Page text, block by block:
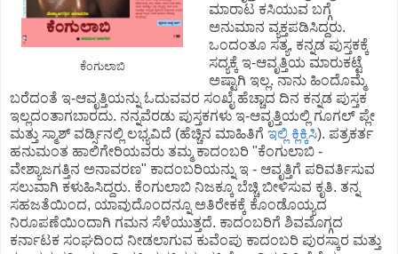
ಕೆಂಗುಲಾಬಿ
ಮಾರಾಟ ಕಸಿಯುವ ಬಗ್ಗೆ
ಅನುಮಾನ ವ್ಯಕ್ತಪಡಿಸಿದ್ದರು.
ಒಂದಂತೂ ಸತ್ಯ, ಕನ್ನಡ ಪುಸ್ತಕಕ್ಕೆ
ಸದ್ಯಕ್ಕೆ ಇ-ಆವೃತ್ತಿಯ ಮಾರುಕಟ್ಟೆ
ಅಷ್ಟಾಗಿ ಇಲ್ಲ. ನಾನು ಹಿಂದೊಮ್ಮೆ
ಬರೆದಂತೆ ಇ-ಆವೃತ್ತಿಯನ್ನು ಓದುವವರ ಸಂಖೈ ಹೆಚ್ಚಾದ ದಿನ ಕನ್ನಡ ಪುಸ್ತಕ
ಇಲ್ಲದಂತಾಗಬಾರದು. ನನ್ನವೆರಡು ಪುಸ್ತಕಗಳು ಇ-ಆವೃತ್ತಿಯಲ್ಲಿ ಗೂಗಲ್ ಪ್ಲೇ
ಮತ್ತು ಸ್ಮಾಶ್ ವರ್ಡ್ಸಿನಲ್ಲಿ ಲಭ್ಯವಿದೆ (ಹೆಚ್ಚಿನ ಮಾಹಿತಿಗೆ ಇಲ್ಲಿ ಕ್ಲಿಕ್ಕಿಸಿ). ಪತ್ರಕರ್ತ
ಹನುಮಂತ ಹಾಲಿಗೇರಿಯವರು ತಮ್ಮ ಕಾದಂಬರಿ "ಕೆಂಗುಲಾಬಿ -
ವೇಶ್ಯಾಜಗತ್ತಿನ ಅನಾವರಣ" ಕಾದಂಬರಿಯನ್ನು ಇ - ಆವೃತ್ತಿಗೆ ಪರಿವರ್ತಿಸುವ
ಸಲುವಾಗಿ ಕಳುಹಿಸಿದ್ದರು. ಕೆಂಗುಲಾಬಿ ನಿಜಕ್ಕೂ ಬೆಚ್ಚಿ ಬೀಳಿಸುವ ಕೃತಿ. ತನ್ನ
ಸಹಜತೆಯಿಂದ, ಯಾವುದೊಂದನ್ನೂ ಅತಿರೇಕಕ್ಕೆ ಕೊಂಡೊಯ್ಯದ
ನಿರೂಪಣೆಯಿಂದಾಗಿ ಗಮನ ಸೆಳೆಯುತ್ತದೆ. ಕಾದಂಬರಿಗೆ ಶಿವಮೊಗ್ಗದ
ಕರ್ನಾಟಕ ಸಂಘದಿಂದ ನೀಡಲಾಗುವ ಕುವೆಂಪು ಕಾದಂಬರಿ ಪುರಸ್ಕಾರ ಮತ್ತು